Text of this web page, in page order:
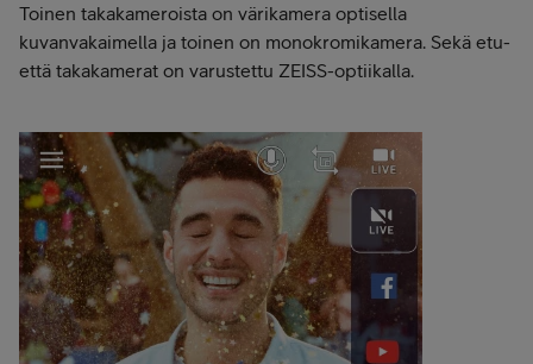
Toinen takakameroista on värikamera optisella
kuvanvakaimella ja toinen on monokromikamera. Sekä etu-
että takakamerat on varustettu ZEISS-optiikalla.